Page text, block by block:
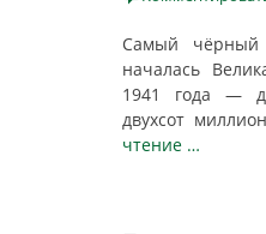
Самый чёрный
началась
1941 года —
двухсот
чтение …